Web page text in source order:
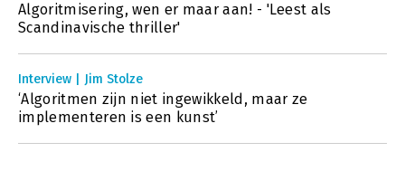
Algoritmisering, wen er maar aan! - 'Leest als
Scandinavische thriller'
Interview | Jim Stolze
‘Algoritmen zijn niet ingewikkeld, maar ze
implementeren is een kunst’